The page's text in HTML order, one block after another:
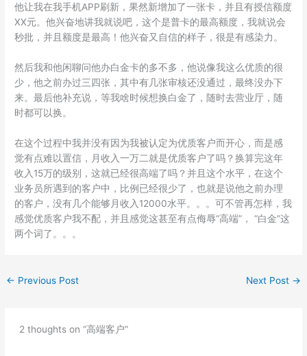
他让我在我手机APP刷新，果然新增加了一张卡，并且有授信额度
XX元。他兴奋地讲我就说吧，这个是普卡的最高额度，我就说会
秒批，并且额度是最高！他兴奋又自信的样子，很是有感染力。
然后我和他闲聊问他办白金卡的多不多，他说像我这么优质的很
少，他之前办过三四张，其中有几张审核还没通过，最终没办下
来。最后他补充说，等我啥时候想换白金了，随时去营业厅，随
时都可以换。
在这个过程中我并没有因为我被认定为优质客户而开心，而是感
觉有点难以置信，月收入一万二就是优质客户了吗？换算完这年
收入15万的级别，这就已经很高端了吗？并且这个水平，在这个
业务员所遇到的客户中，比例已经很少了，也就是说他之前办理
的客户，没有几个能够月收入12000水平。。。可不管再怎样，我
感觉优质客户我不配，并且感觉这甚至有点侮辱“高端”， “白金”这
两个词了。。。
← Previous Post Next Post →
2 thoughts on “高端客户”